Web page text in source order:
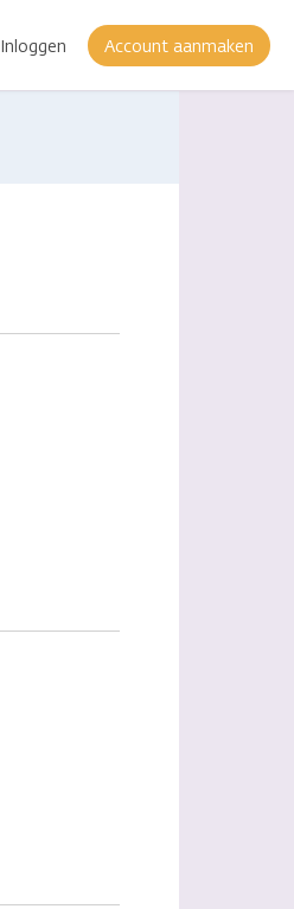
Inloggen Account aanmaken